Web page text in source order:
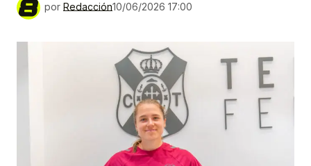
por Redacción10/06/2026 17:00